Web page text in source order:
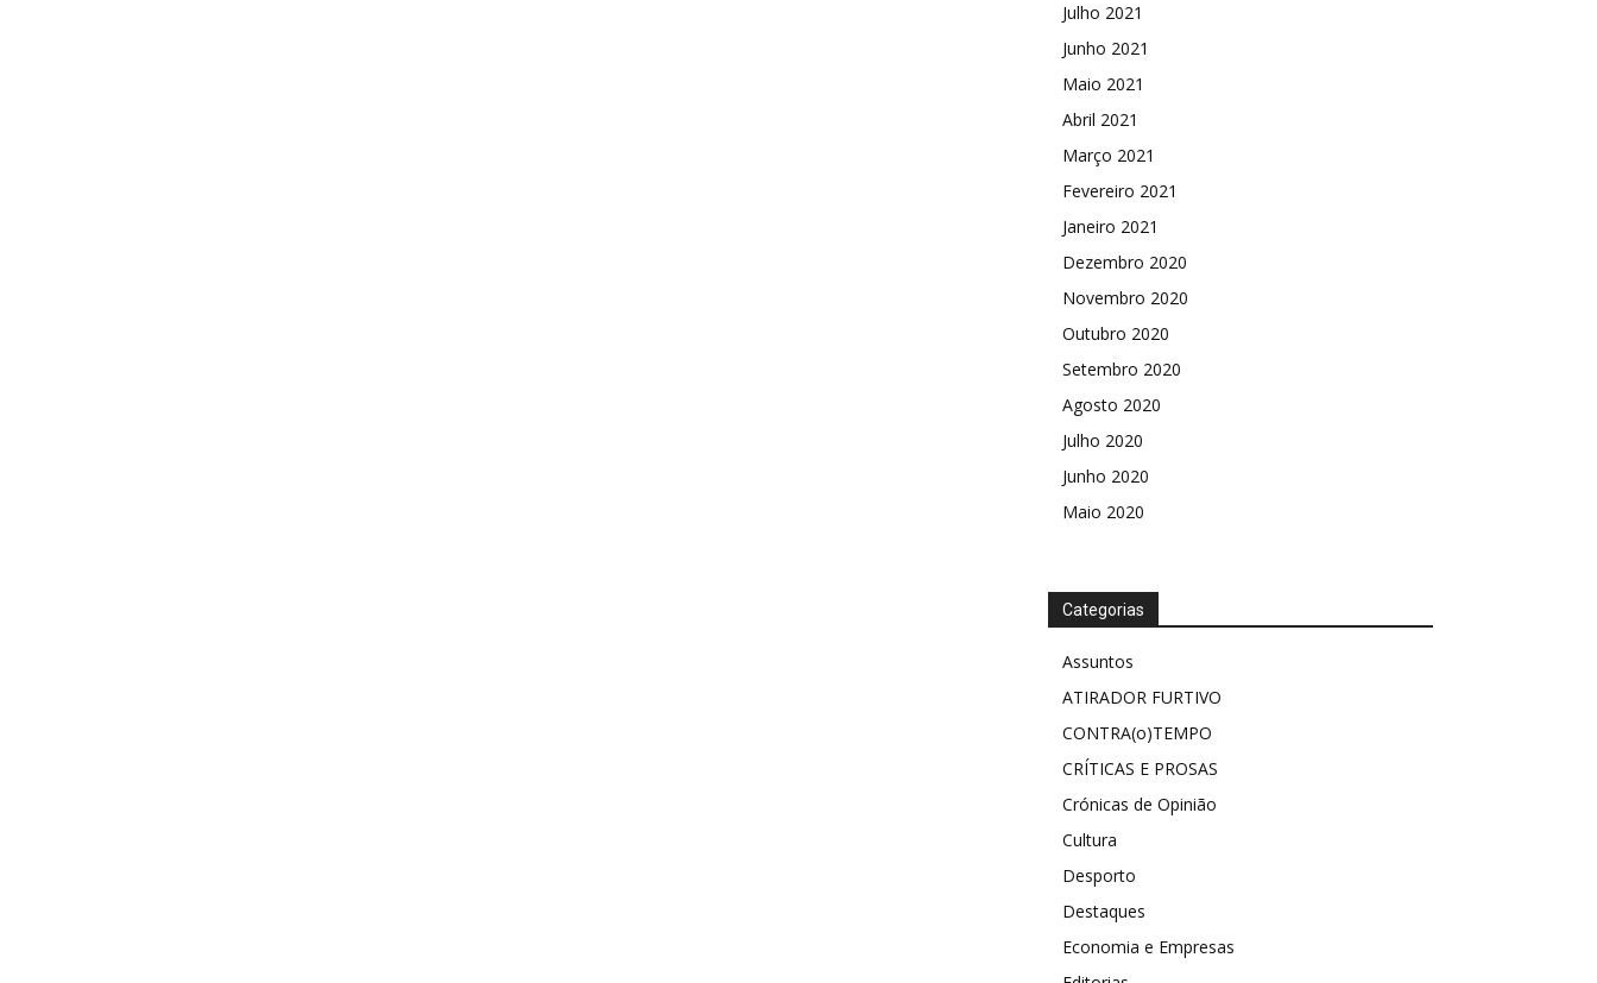
Julho 2021
Junho 2021
Maio 2021
Abril 2021
Março 2021
Fevereiro 2021
Janeiro 2021
Dezembro 2020
Novembro 2020
Outubro 2020
Setembro 2020
Agosto 2020
Julho 2020
Junho 2020
Maio 2020
Categorias
Assuntos
ATIRADOR FURTIVO
CONTRA(o)TEMPO
CRÍTICAS E PROSAS
Crónicas de Opinião
Cultura
Desporto
Destaques
Economia e Empresas